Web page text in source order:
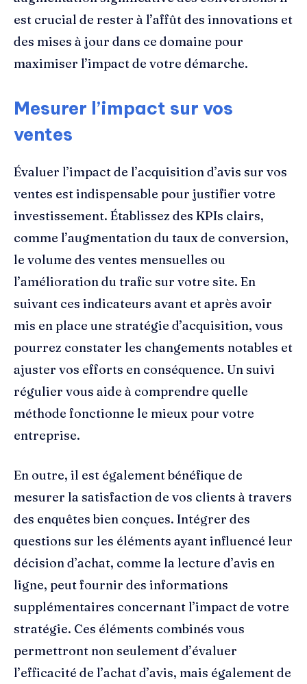
est crucial de rester à l’affût des innovations et
des mises à jour dans ce domaine pour
maximiser l’impact de votre démarche.
Mesurer l’impact sur vos
ventes
Évaluer l’impact de l’acquisition d’avis sur vos
ventes est indispensable pour justifier votre
investissement. Établissez des KPIs clairs,
comme l’augmentation du taux de conversion,
le volume des ventes mensuelles ou
l’amélioration du trafic sur votre site. En
suivant ces indicateurs avant et après avoir
mis en place une stratégie d’acquisition, vous
pourrez constater les changements notables et
ajuster vos efforts en conséquence. Un suivi
régulier vous aide à comprendre quelle
méthode fonctionne le mieux pour votre
entreprise.
En outre, il est également bénéfique de
mesurer la satisfaction de vos clients à travers
des enquêtes bien conçues. Intégrer des
questions sur les éléments ayant influencé leur
décision d’achat, comme la lecture d’avis en
ligne, peut fournir des informations
supplémentaires concernant l’impact de votre
stratégie. Ces éléments combinés vous
permettront non seulement d’évaluer
l’efficacité de l’achat d’avis, mais également de